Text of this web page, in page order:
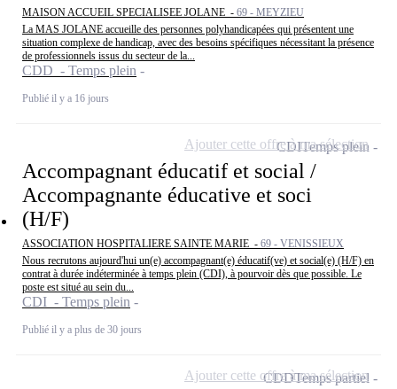
MAISON ACCUEIL SPECIALISEE JOLANE - 69 - MEYZIEU
La MAS JOLANE accueille des personnes polyhandicapées qui présentent une
situation complexe de handicap, avec des besoins spécifiques nécessitant la présence
de professionnels issus du secteur de la...
CDD - Temps plein
Publié il y a 16 jours
Accompagnant éducatif et social /
Accompagnante éducative et soci
(H/F)
ASSOCIATION HOSPITALIERE SAINTE MARIE - 69 - VENISSIEUX
Nous recrutons aujourd'hui un(e) accompagnant(e) éducatif(ve) et social(e) (H/F) en
contrat à durée indéterminée à temps plein (CDI), à pourvoir dès que possible. Le
poste est situé au sein du...
CDI - Temps plein
Publié il y a plus de 30 jours
CDITemps plein
Ajouter cette offre à ma sélection
CDDTemps partiel
Ajouter cette offre à ma sélection